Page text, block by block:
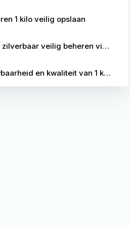
1 kilo veilig opslaan
Een 1 kg zilverbaar veilig beheren via Edelmetaal Beheer Nederland
Betrouwbaarheid en kwaliteit van 1 kg zilverbaren